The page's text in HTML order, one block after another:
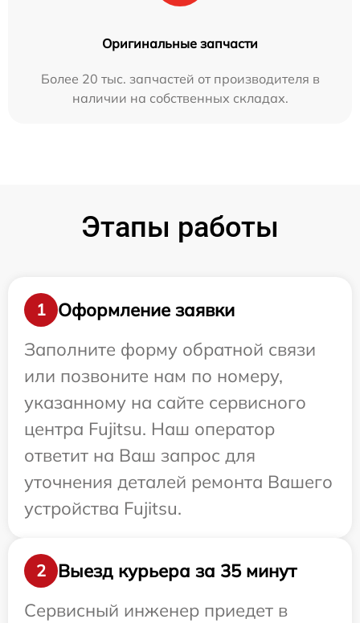
Оригинальные запчасти
Более 20 тыс. запчастей от производителя в
наличии на собственных складах.
Этапы работы
1
Оформление заявки
Заполните форму обратной связи
или позвоните нам по номеру,
указанному на сайте сервисного
центра Fujitsu. Наш оператор
ответит на Ваш запрос для
уточнения деталей ремонта Вашего
устройства Fujitsu.
2
Выезд курьера за 35 минут
Сервисный инженер приедет в